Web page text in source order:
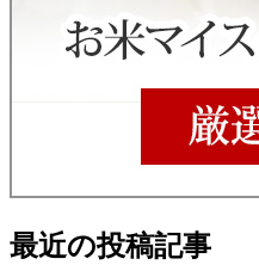
最近の投稿記事